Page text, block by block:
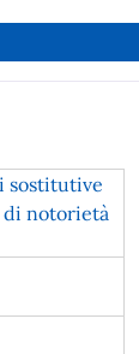
sostitutive
notorietà